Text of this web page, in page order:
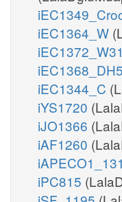
iEC1364_W
iEC1344_C
iYS1720
iJO1366
iAF1260
iPC815